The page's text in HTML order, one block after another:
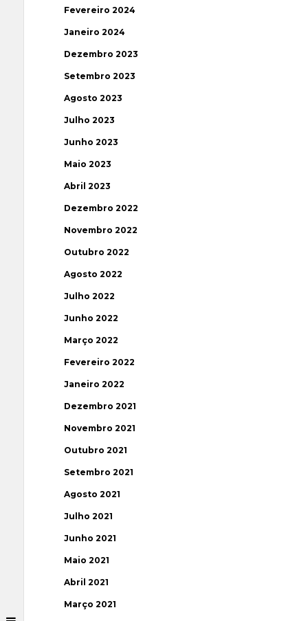
Fevereiro 2024
Janeiro 2024
Dezembro 2023
Setembro 2023
Agosto 2023
Julho 2023
Junho 2023
Maio 2023
Abril 2023
Dezembro 2022
Novembro 2022
Outubro 2022
Agosto 2022
Julho 2022
Junho 2022
Março 2022
Fevereiro 2022
Janeiro 2022
Dezembro 2021
Novembro 2021
Outubro 2021
Setembro 2021
Agosto 2021
Julho 2021
Junho 2021
Maio 2021
Abril 2021
Março 2021